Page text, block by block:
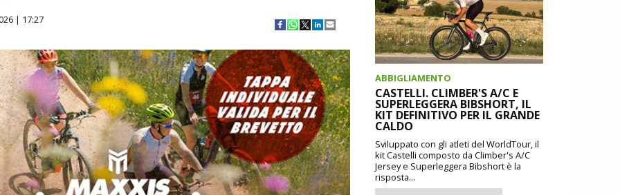
| 17:27
ABBIGLIAMENTO
CASTELLI. CLIMBER'S A/C E
SUPERLEGGERA BIBSHORT, IL
KIT DEFINITIVO PER IL GRANDE
CALDO
Sviluppato con gli atleti del WorldTour, il
kit Castelli composto da Climber's A/C
Jersey e Superleggera Bibshort è la
risposta...